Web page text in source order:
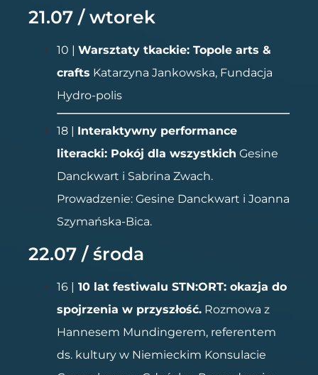
21.07 / wtorek
10 | Warsztaty tkackie: Topole arts &
crafts Katarzyna Jankowska, Fundacja
Hydro-polis
18 | Interaktywny performance
literacki: Pokój dla wszystkich Gesine
Danckwart i Sabrina Zwach.
Prowadzenie: Gesine Danckwart i Joanna
Szymańska-Bica.
22.07 / środa
16 | 10 lat festiwalu STN:ORT: okazja do
spojrzenia w przyszłość.Rozmowa z
Hannesem Mundingerem, referentem
ds. kultury w Niemieckim Konsulacie